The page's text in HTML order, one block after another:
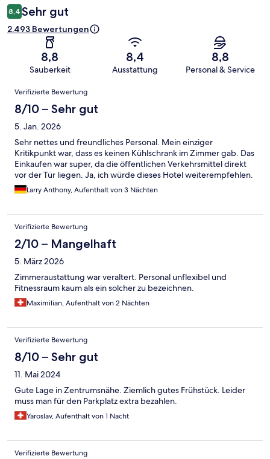
8,4 Sehr gut
2.493 Bewertungen
8,8
Sauberkeit
8,4
Ausstattung
8,8
Personal & Service
Bewertungen
Verifizierte Bewertung
8/10 – Sehr gut
5. Jan. 2026
Sehr nettes und freundliches Personal. Mein einziger
Kritikpunkt war, dass es keinen Kühlschrank im Zimmer gab. Das
Einkaufen war super, da die öffentlichen Verkehrsmittel direkt
vor der Tür liegen. Ja, ich würde dieses Hotel weiterempfehlen.
Larry Anthony, Aufenthalt von 3 Nächten
Verifizierte Bewertung
2/10 – Mangelhaft
5. März 2026
Zimmeraustattung war veraltert. Personal unflexibel und
Fitnessraum kaum als ein solcher zu bezeichnen.
Maximilian, Aufenthalt von 2 Nächten
Verifizierte Bewertung
8/10 – Sehr gut
11. Mai 2024
Gute Lage in Zentrumsnähe. Ziemlich gutes Frühstück. Leider
muss man für den Parkplatz extra bezahlen.
Yaroslav, Aufenthalt von 1 Nacht
Verifizierte Bewertung